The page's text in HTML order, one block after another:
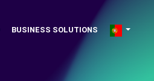
BUSINESS SOLUTIONS